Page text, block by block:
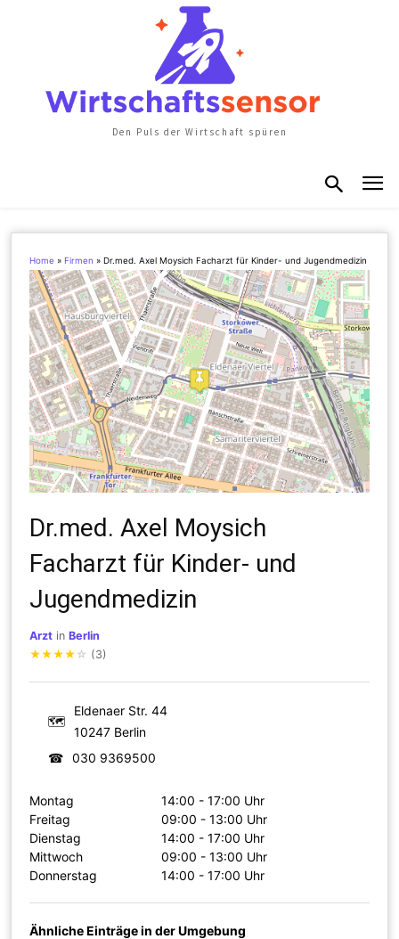
Den Puls der Wirtschaft spüren
Home » Firmen »Dr.med. Axel Moysich Facharzt für Kinder- und Jugendmedizin
Dr.med. Axel Moysich
Facharzt für Kinder- und
Jugendmedizin
Arzt inBerlin
★★★★ ☆ (3)
🗺
Eldenaer Str. 44
10247 Berlin
☎
030 9369500
Montag
14:00 - 17:00 Uhr
Freitag
09:00 - 13:00 Uhr
Dienstag
14:00 - 17:00 Uhr
Mittwoch
09:00 - 13:00 Uhr
Donnerstag
14:00 - 17:00 Uhr
Ähnliche Einträge in der Umgebung